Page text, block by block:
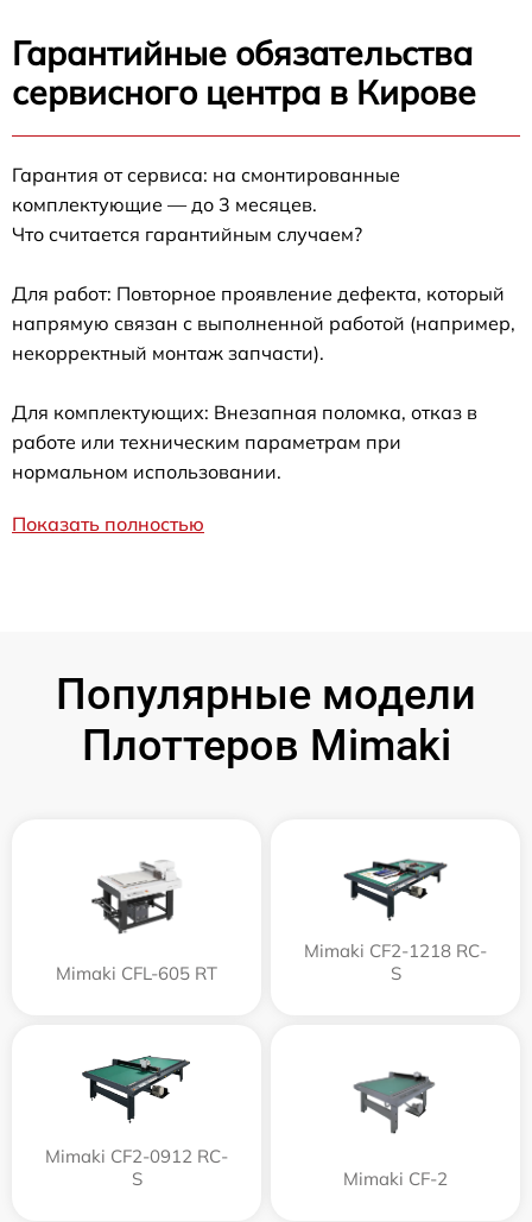
Гарантийные обязательства
сервисного центра в Кирове
Гарантия от сервиса: на смонтированные
комплектующие — до 3 месяцев.
Что считается гарантийным случаем?
Для работ: Повторное проявление дефекта, который
напрямую связан с выполненной работой (например,
некорректный монтаж запчасти).
Для комплектующих: Внезапная поломка, отказ в
работе или техническим параметрам при
нормальном использовании.
Показать полностью
Популярные модели
Плоттеров Mimaki
Mimaki CFL-605 RT
Mimaki CF2-1218 RC-
S
Mimaki CF2-0912 RC-
S
Mimaki CF-2